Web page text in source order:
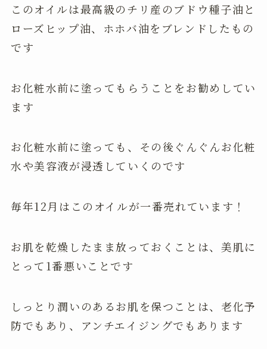
このオイルは最高級のチリ産のブドウ種子油と
ローズヒップ油、ホホバ油をブレンドしたもの
です
お化粧水前に塗ってもらうことをお勧めしてい
ます
お化粧水前に塗っても、その後ぐんぐんお化粧
水や美容液が浸透していくのです
毎年12月はこのオイルが一番売れています！
お肌を乾燥したまま放っておくことは、美肌に
とって1番悪いことです
しっとり潤いのあるお肌を保つことは、老化予
防でもあり、アンチエイジングでもあります